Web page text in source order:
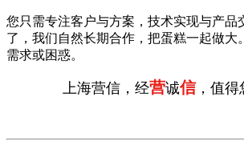
您只需专注客户与方案，技术实现与产品
了，我们自然长期合作，把蛋糕一起做大
需求或困惑。
上海营信，经营诚信，值得